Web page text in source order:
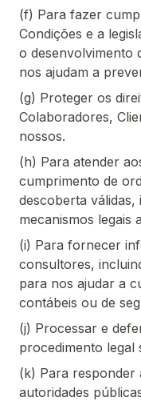
(f) Para fazer
Condições e a
o desenvolvimento
nos ajudam a
(g) Proteger os
Colaboradores,
nossos.
(h) Para atender
cumprimento de
descoberta válidas,
mecanismos legais
(i) Para fornecer
consultores,
para nos ajudar a
contábeis ou de
(j) Processar e
procedimento legal
(k) Para responder
autoridades